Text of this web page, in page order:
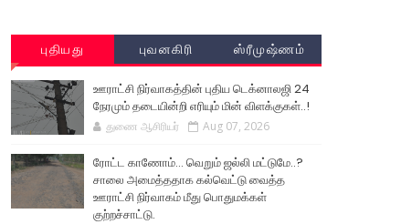
புதியது புவனகிரி ஸ்ரீமுஷ்ணம்
ஊராட்சி நிர்வாகத்தின் புதிய டெக்னாலஜி 24
நேரமும் தடையின்றி எரியும் மின் விளக்குகள்..!
துணை ஆசிரியர் Aug 07, 2026
ரோட்ட காணோம்... வெறும் ஜல்லி மட்டுமே..?
சாலை அமைத்ததாக கல்வெட்டு வைத்த
ஊராட்சி நிர்வாகம் மீது பொதுமக்கள்
குற்றச்சாட்டு.